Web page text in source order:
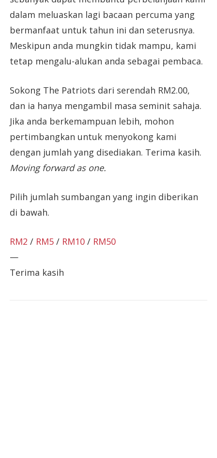
dalam meluaskan lagi bacaan percuma yang
bermanfaat untuk tahun ini dan seterusnya.
Meskipun anda mungkin tidak mampu, kami
tetap mengalu-alukan anda sebagai pembaca.
Sokong The Patriots dari serendah RM2.00,
dan ia hanya mengambil masa seminit sahaja.
Jika anda berkemampuan lebih, mohon
pertimbangkan untuk menyokong kami
dengan jumlah yang disediakan. Terima kasih.
Moving forward as one.
Pilih jumlah sumbangan yang ingin diberikan
di bawah.
RM2 / RM5 / RM10 / RM50
—
Terima kasih